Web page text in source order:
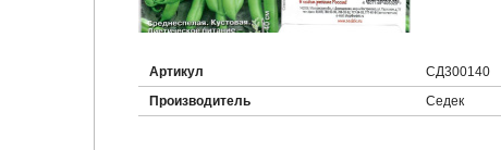
Артикул
СД300140
Производитель
Седек